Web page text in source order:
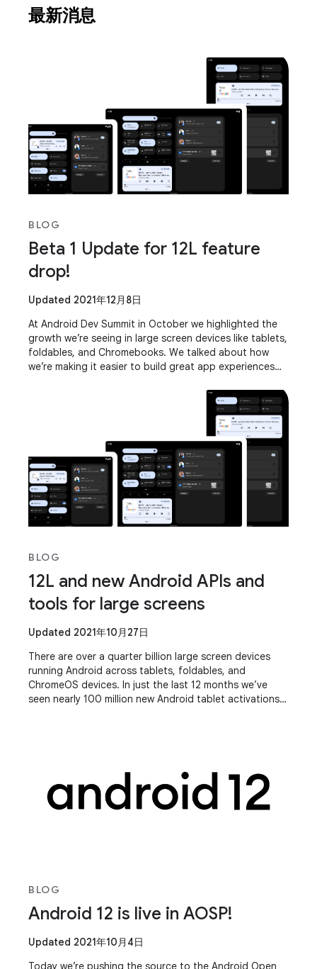
最新消息
BLOG
Beta 1 Update for 12L feature
drop!
Updated 2021年12月8日
At Android Dev Summit in October we highlighted the
growth we’re seeing in large screen devices like tablets,
foldables, and Chromebooks. We talked about how
we’re making it easier to build great app experiences
BLOG
12L and new Android APIs and
tools for large screens
Updated 2021年10月27日
There are over a quarter billion large screen devices
running Android across tablets, foldables, and
ChromeOS devices. In just the last 12 months we’ve
seen nearly 100 million new Android tablet activations–
BLOG
Android 12 is live in AOSP!
Updated 2021年10月4日
Today we’re pushing the source to the Android Open